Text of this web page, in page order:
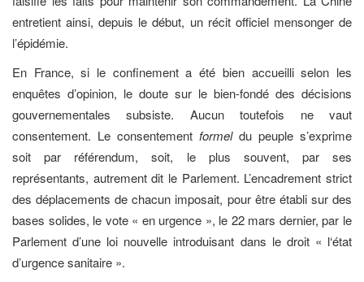
entretient ainsi, depuis le début, un récit officiel mensonger de
l’épidémie.
En France, si le confinement a été bien accueilli selon les
enquêtes d’opinion, le doute sur le bien-fondé des décisions
gouvernementales subsiste. Aucun toutefois ne vaut
consentement. Le consentement formeldu peuple s’exprime
soit par référendum, soit, le plus souvent, par ses
représentants, autrement dit le Parlement. L’encadrement strict
des déplacements de chacun imposait, pour être établi sur des
bases solides, le vote « en urgence », le 22 mars dernier, par le
Parlement d’une loi nouvelle introduisant dans le droit « l‘état
d’urgence sanitaire ».